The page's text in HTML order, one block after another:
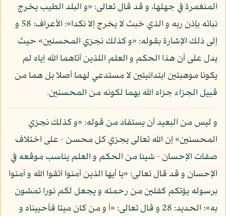
المنغمرة في جهلها، و قد قال تعالى: «و البلد الطيب يخرج
نباته بإذن ربه و الذي خبث لا يخرج إلا نكدا»: الأعراف: 58 و
إلى ذلك الإشارة بقوله: «و كذلك نجزي المحسنين» حيث
يدل على أن هذا الحكم و العلم اللذين آتاهما الله إياه لم
يكونا موهبتين ابتدائيتين لا مستدعي لهما أصلا بل هما من
قبيل الجزاء جزاه الله بهما لكونه من المحسنين.
و ليس من البعيد أن يستفاد من قوله: «و كذلك نجزي
المحسنين» إن الله تعالى يجزي كل محسن - على اختلاف
صفات الإحسان - شيئا من الحكم و العلم يناسب موقعه في
الإحسان و قد قال تعالى: «يا أيها الذين آمنوا اتقوا الله و آمنوا
برسوله يؤتكم كفلين من رحمته و يجعل لكم نورا تمشون
به»: الحديد: 28 و قال تعالى: «أ و من كان ميتا فأحييناه و